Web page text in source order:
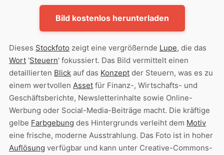
Bild kostenlos herunterladen
Dieses Stockfoto zeigt eine vergrößernde Lupe, die das
Wort 'Steuern' fokussiert. Das Bild vermittelt einen
detaillierten Blick auf das Konzept der Steuern, was es zu
einem wertvollen Asset für Finanz-, Wirtschafts- und
Geschäftsberichte, Newsletterinhalte sowie Online-
Werbung oder Social-Media-Beiträge macht. Die kräftige
gelbe Farbgebung des Hintergrunds verleiht dem Motiv
eine frische, moderne Ausstrahlung. Das Foto ist in hoher
Auflösung verfügbar und kann unter Creative-Commons-